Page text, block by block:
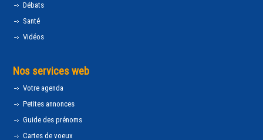
Débats
Santé
Vidéos
Nos services web
Votre agenda
Petites annonces
Guide des prénoms
Cartes de voeux